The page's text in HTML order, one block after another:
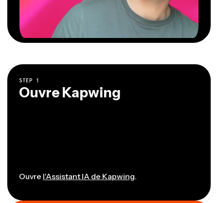
STEP 1
Ouvre Kapwing
Ouvre l'Assistant IA de Kapwing.